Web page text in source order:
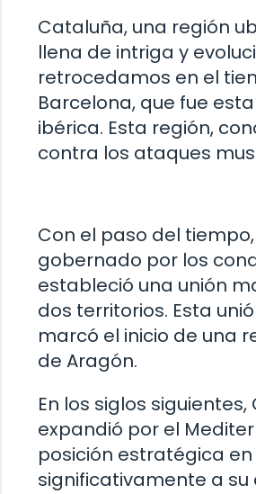
Cataluña, una región
llena de intriga y
retrocedamos en el
Barcelona, que fue
ibérica. Esta región,
contra los ataques
Con el paso del
gobernado por los
estableció una unión
dos territorios. Esta
marcó el inicio de una
de Aragón.
En los siglos
expandió por el
posición estratégica
significativamente a